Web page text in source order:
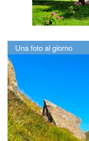
Una foto al giorno